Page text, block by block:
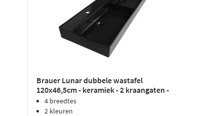
Brauer Lunar dubbele wastafel
120x46,5cm - keramiek - 2 kraangaten -
mat zwart
4 breedtes
2 kleuren